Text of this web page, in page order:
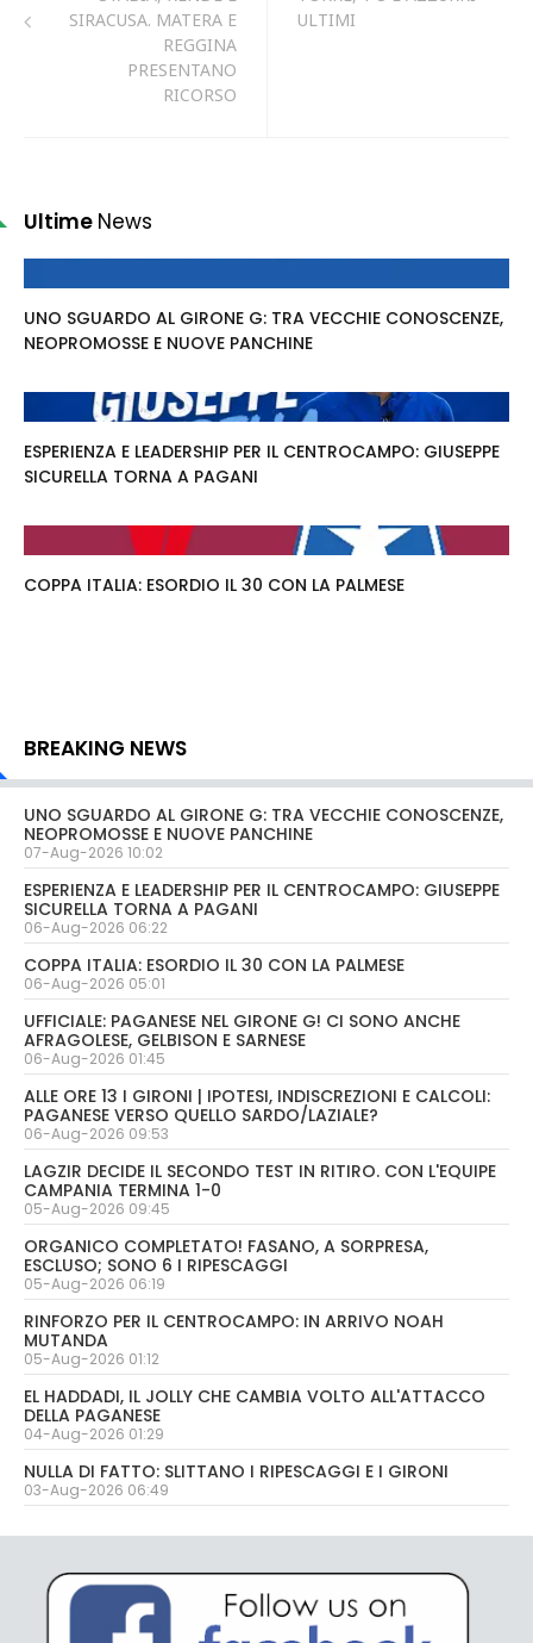
SIRACUSA. MATERA E
REGGINA
PRESENTANO
RICORSO
ULTIMI
Ultime News
UNO SGUARDO AL GIRONE G: TRA VECCHIE CONOSCENZE,
NEOPROMOSSE E NUOVE PANCHINE
ESPERIENZA E LEADERSHIP PER IL CENTROCAMPO: GIUSEPPE
SICURELLA TORNA A PAGANI
COPPA ITALIA: ESORDIO IL 30 CON LA PALMESE
BREAKING NEWS
UNO SGUARDO AL GIRONE G: TRA VECCHIE CONOSCENZE,
NEOPROMOSSE E NUOVE PANCHINE
07-Aug-2026 10:02
ESPERIENZA E LEADERSHIP PER IL CENTROCAMPO: GIUSEPPE
SICURELLA TORNA A PAGANI
06-Aug-2026 06:22
COPPA ITALIA: ESORDIO IL 30 CON LA PALMESE
06-Aug-2026 05:01
UFFICIALE: PAGANESE NEL GIRONE G! CI SONO ANCHE
AFRAGOLESE, GELBISON E SARNESE
06-Aug-2026 01:45
ALLE ORE 13 I GIRONI | IPOTESI, INDISCREZIONI E CALCOLI:
PAGANESE VERSO QUELLO SARDO/LAZIALE?
06-Aug-2026 09:53
LAGZIR DECIDE IL SECONDO TEST IN RITIRO. CON L'EQUIPE
CAMPANIA TERMINA 1-0
05-Aug-2026 09:45
ORGANICO COMPLETATO! FASANO, A SORPRESA,
ESCLUSO; SONO 6 I RIPESCAGGI
05-Aug-2026 06:19
RINFORZO PER IL CENTROCAMPO: IN ARRIVO NOAH
MUTANDA
05-Aug-2026 01:12
EL HADDADI, IL JOLLY CHE CAMBIA VOLTO ALL'ATTACCO
DELLA PAGANESE
04-Aug-2026 01:29
NULLA DI FATTO: SLITTANO I RIPESCAGGI E I GIRONI
03-Aug-2026 06:49